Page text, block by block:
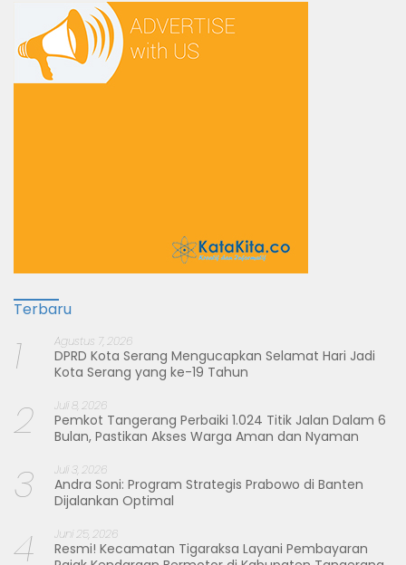
Terbaru
1 Agustus 7, 2026
DPRD Kota Serang Mengucapkan Selamat Hari Jadi
Kota Serang yang ke-19 Tahun
2 Juli 8, 2026
Pemkot Tangerang Perbaiki 1.024 Titik Jalan Dalam 6
Bulan, Pastikan Akses Warga Aman dan Nyaman
3 Juli 3, 2026
Andra Soni: Program Strategis Prabowo di Banten
Dijalankan Optimal
4 Juni 25, 2026
Resmi! Kecamatan Tigaraksa Layani Pembayaran